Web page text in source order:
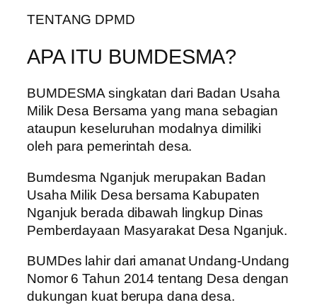
TENTANG DPMD
APA ITU BUMDESMA?
BUMDESMA singkatan dari Badan Usaha
Milik Desa Bersama yang mana sebagian
ataupun keseluruhan modalnya dimiliki
oleh para pemerintah desa.
Bumdesma Nganjuk merupakan Badan
Usaha Milik Desa bersama Kabupaten
Nganjuk berada dibawah lingkup Dinas
Pemberdayaan Masyarakat Desa Nganjuk.
BUMDes lahir dari amanat Undang-Undang
Nomor 6 Tahun 2014 tentang Desa dengan
dukungan kuat berupa dana desa.